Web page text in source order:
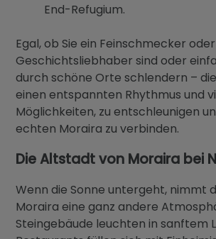
End-Refugium.
Egal, ob Sie ein Feinschmecker
Geschichtsliebhaber sind oder
durch schöne Orte schlendern –
einen entspannten Rhythmus und
Möglichkeiten, zu entschleunigen
echten Moraira zu verbinden.
Die Altstadt von Moraira bei
Wenn die Sonne untergeht, nimmt
Moraira eine ganz andere
Steingebäude leuchten in sanftem